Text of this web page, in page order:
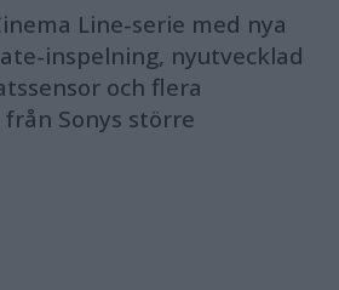
Line-serie med nya
inspelning, nyutvecklad
och flera
Sonys större